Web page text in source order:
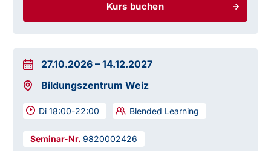
Kurs buchen
27.10.2026 –14.12.2027
Bildungszentrum Weiz
Di 18:00-22:00 Blended Learning
9820002426